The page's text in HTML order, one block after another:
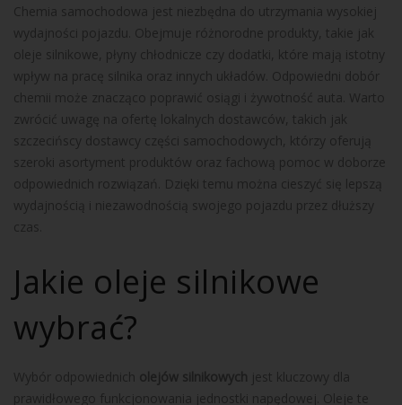
Chemia samochodowa jest niezbędna do utrzymania wysokiej
wydajności pojazdu. Obejmuje różnorodne produkty, takie jak
oleje silnikowe, płyny chłodnicze czy dodatki, które mają istotny
wpływ na pracę silnika oraz innych układów. Odpowiedni dobór
chemii może znacząco poprawić osiągi i żywotność auta. Warto
zwrócić uwagę na ofertę lokalnych dostawców, takich jak
szczecińscy dostawcy części samochodowych, którzy oferują
szeroki asortyment produktów oraz fachową pomoc w doborze
odpowiednich rozwiązań. Dzięki temu można cieszyć się lepszą
wydajnością i niezawodnością swojego pojazdu przez dłuższy
czas.
Jakie oleje silnikowe
wybrać?
Wybór odpowiednich olejów silnikowych jest kluczowy dla
prawidłowego funkcjonowania jednostki napędowej. Oleje te